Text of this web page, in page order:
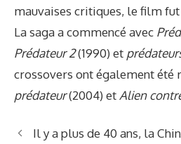
mauvaises critiques, le film
La saga a commencé avec
Prédateur 2(1990) et
crossovers ont également été
prédateur(2004) et Alien
Il y a plus de 40 ans, la